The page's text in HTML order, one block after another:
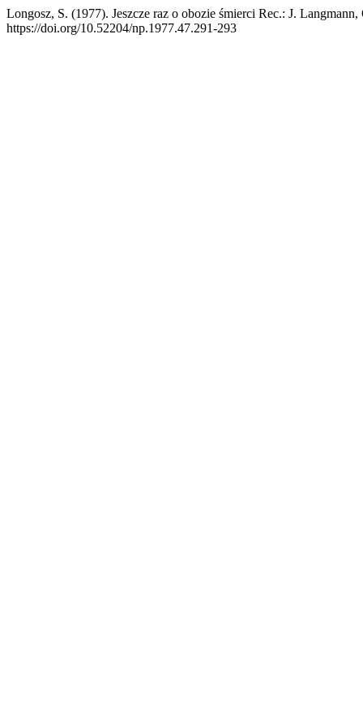
Longosz, S. (1977). Jeszcze raz o obozie śmierci Rec.: J.
https://doi.org/10.52204/np.1977.47.291-293